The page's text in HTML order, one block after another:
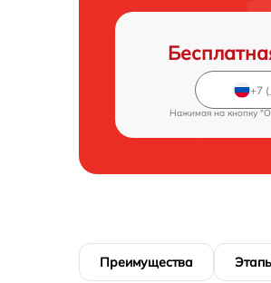
Нажимая на кнопку
Преимущества